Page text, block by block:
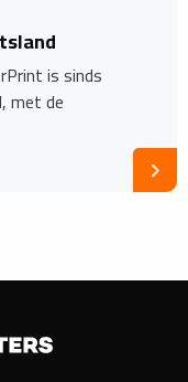
is sinds
met de